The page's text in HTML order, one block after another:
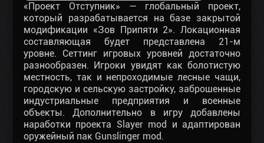
«Проект Отступник» — глобальный проект,
который разрабатывается на базе закрытой
модификации «Зов Припяти 2». Локационная
составляющая будет представлена 21-м
уровне. Сеттинг игровых уровней достаточно
разнообразен. Игроки увидят как болотистую
местность, так и непроходимые лесные чащи,
городскую и сельскую застройку, заброшенные
индустриальные предприятия и военные
объекты. Дополнительно в игру добавлены
наработки проекта Slayer mod и адаптирован
оружейный пак Gunslinger mod.